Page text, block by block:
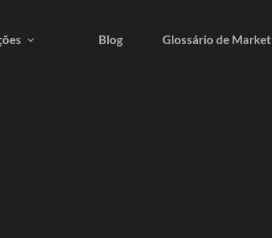
Blog Glossário de